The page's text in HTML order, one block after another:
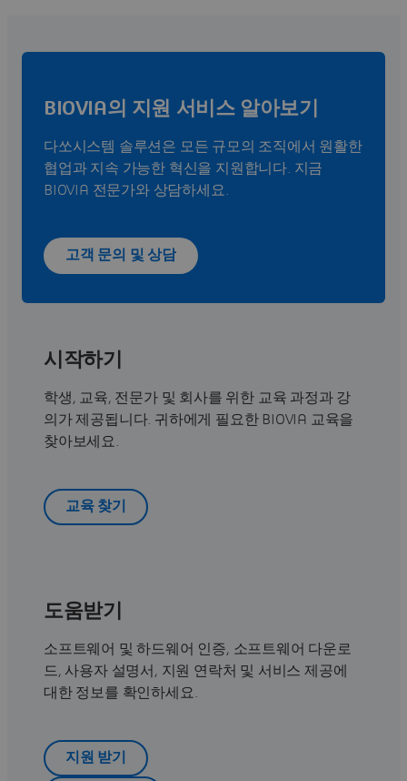
BIOVIA의 지원 서비스 알아보기
다쏘시스템 솔루션은 모든 규모의 조직에서 원활한
협업과 지속 가능한 혁신을 지원합니다. 지금
BIOVIA 전문가와 상담하세요.
고객 문의 및 상담
시작하기
학생, 교육, 전문가 및 회사를 위한 교육 과정과 강
의가 제공됩니다. 귀하에게 필요한 BIOVIA 교육을
찾아보세요.
교육 찾기
도움받기
소프트웨어 및 하드웨어 인증, 소프트웨어 다운로
드, 사용자 설명서, 지원 연락처 및 서비스 제공에
대한 정보를 확인하세요.
지원 받기